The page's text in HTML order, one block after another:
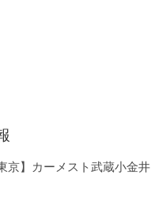
京】カーメスト武蔵小金井